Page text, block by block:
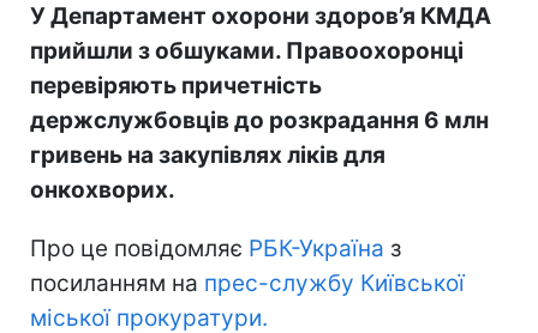
У Департамент охорони здоров’я КМДА
прийшли з обшуками. Правоохоронці
перевіряють причетність
держслужбовців до розкрадання 6 млн
гривень на закупівлях ліків для
онкохворих.
Про це повідомляє РБК-Україна з
посиланням на прес-службу Київської
міської прокуратури.